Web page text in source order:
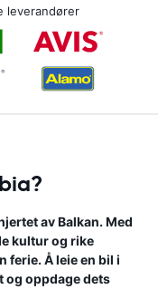
leverandører
av Balkan. Med
kultur og rike
ferie. Å leie en bil i
og oppdage dets